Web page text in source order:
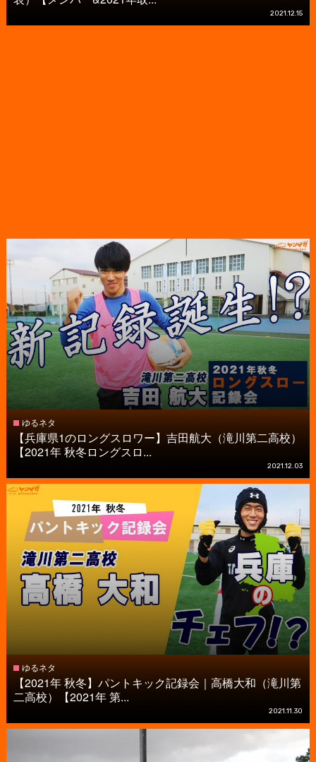
2021.12.15
ゆるネタ
【兵庫県1のロングスロワー】吉田航大（滝川第二高校）
【2021年 秋冬ロングスロ...
2021.12.03
ゆるネタ
【2021年 秋冬】パントキック記録会｜高橋大和（滝川第
二高校）【2021年 第...
2021.11.30